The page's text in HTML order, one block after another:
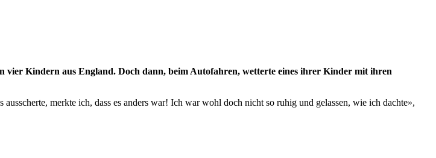
vier Kindern aus England. Doch dann, beim Autofahren, wetterte eines ihrer Kinder mit ihren
merkte ich, dass es anders war! Ich war wohl doch nicht so ruhig und gelassen, wie ich dachte»,